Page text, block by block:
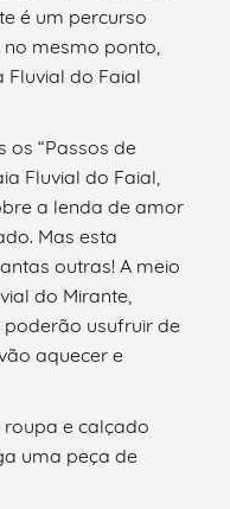
é um percurso
mesmo ponto,
Fluvial do Faial
os “Passos de
Fluvial do Faial,
a lenda de amor
Mas esta
outras! A meio
do Mirante,
usufruir de
aquecer e
e calçado
uma peça de